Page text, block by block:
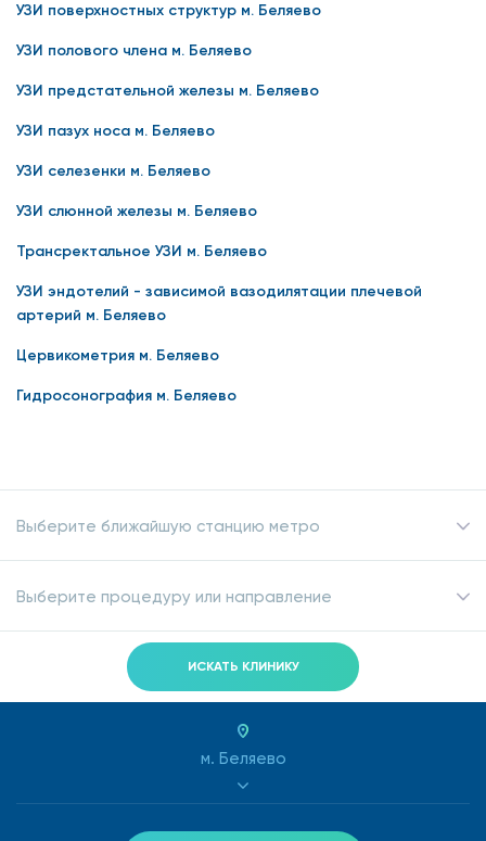
УЗИ поверхностных структур м. Беляево
УЗИ полового члена м. Беляево
УЗИ предстательной железы м. Беляево
УЗИ пазух носа м. Беляево
УЗИ селезенки м. Беляево
УЗИ слюнной железы м. Беляево
Трансректальное УЗИ м. Беляево
УЗИ эндотелий - зависимой вазодилятации плечевой
артерий м. Беляево
Цервикометрия м. Беляево
Гидросонография м. Беляево
Выберите ближайшую станцию метро
Выберите процедуру или направление
ИСКАТЬ КЛИНИКУ
м. Беляево